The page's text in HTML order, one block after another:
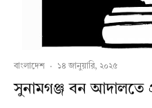
বাংলাদেশ · ১৪ জানুয়ারি, ২০২৫
সুনামগঞ্জ বন আদালতে